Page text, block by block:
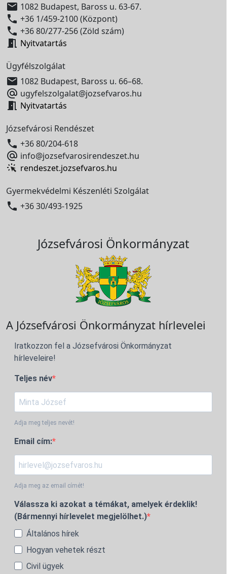
 1082 Budapest, Baross u. 63-67.
 +36 1/459-2100 (Központ)
 +36 80/277-256 (Zöld szám)
 Nyitvatartás
Ügyfélszolgálat
 1082 Budapest, Baross u. 66–68.
 ugyfelszolgalat@jozsefvaros.hu
 Nyitvatartás
Józsefvárosi Rendészet
 +36 80/204-618
 info@jozsefvarosirendeszet.hu
rendeszet.jozsefvaros.hu
Gyermekvédelmi Készenléti Szolgálat
 +36 30/493-1925
Józsefvárosi Önkormányzat
A Józsefvárosi Önkormányzat hírlevelei
Iratkozzon fel a Józsefvárosi Önkormányzat
hírleveleire!
Teljes név
Adja meg teljes nevét!
Email cím:
Adja meg az email címét!
Válassza ki azokat a témákat, amelyek érdeklik!
(Bármennyi hírlevelet megjelölhet.)
Általános hírek
Hogyan vehetek részt
Civil ügyek